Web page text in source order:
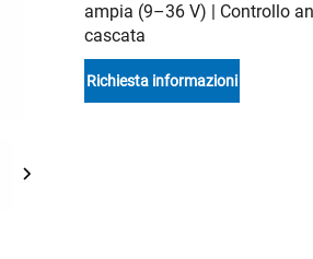
ampia (9–36 V) | Controllo
cascata
Richiesta informazioni